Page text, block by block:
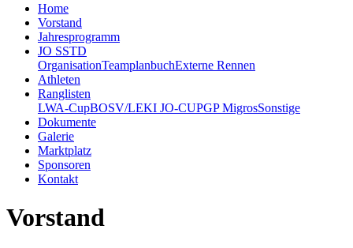
Home
Vorstand
Jahresprogramm
JO SSTD
OrganisationTeamplanbuchExterne Rennen
Athleten
Ranglisten
LWA-CupBOSV/LEKI JO-CUPGP MigrosSonstige
Dokumente
Galerie
Marktplatz
Sponsoren
Kontakt
Vorstand